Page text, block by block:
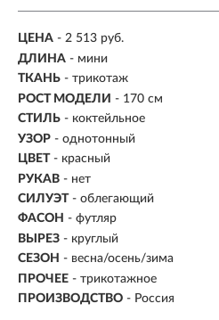
ЦЕНА - 2 513 руб.
ДЛИНА - мини
ТКАНЬ - трикотаж
РОСТ МОДЕЛИ - 170 см
СТИЛЬ - коктейльное
УЗОР - однотонный
ЦВЕТ - красный
РУКАВ - нет
СИЛУЭТ - облегающий
ФАСОН - футляр
ВЫРЕЗ - круглый
СЕЗОН - весна/осень/зима
ПРОЧЕЕ - трикотажное
ПРОИЗВОДСТВО - Россия